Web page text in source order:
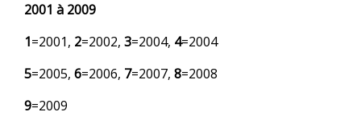
2001 à 2009
1=2001, 2=2002,3=2004, 4=2004
5=2005,6=2006, 7=2007,8=2008
9=2009